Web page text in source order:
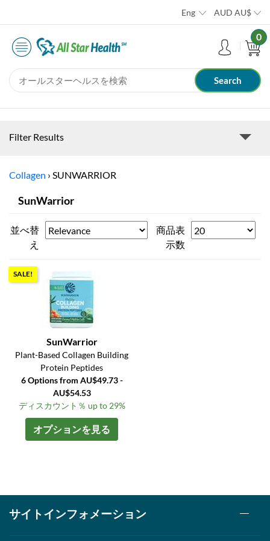
Eng AUD AU$
0
Filter Results
Collagen › SUNWARRIOR
SunWarrior
並べ替
え
商品表
示数
SALE!
SunWarrior
Plant-Based Collagen Building
Protein Peptides
6 Options from AU$49.73 -
AU$54.53
ディスカウント％ up to 29%
オプションを見る
サイトインフォメーション